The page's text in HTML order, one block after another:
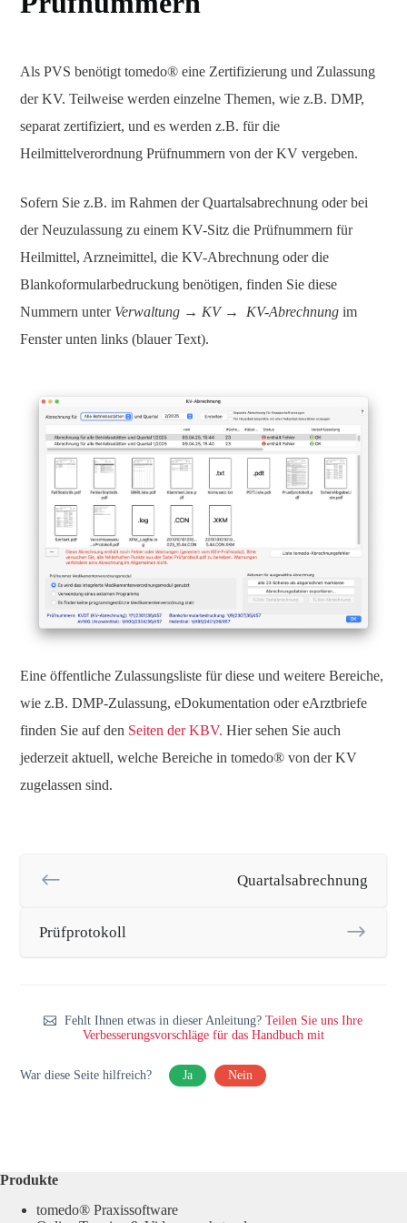
Als PVS benötigt tomedo® eine Zertifizierung und Zulassung
der KV. Teilweise werden einzelne Themen, wie z.B. DMP,
separat zertifiziert, und es werden z.B. für die
Heilmittelverordnung Prüfnummern von der KV vergeben.
Sofern Sie z.B. im Rahmen der Quartalsabrechnung oder bei
der Neuzulassung zu einem KV-Sitz die Prüfnummern für
Heilmittel, Arzneimittel, die KV-Abrechnung oder die
Blankoformularbedruckung benötigen, finden Sie diese
Nummern unter Verwaltung → KV → KV-Abrechnung im
Fenster unten links (blauer Text).
Eine öffentliche Zulassungsliste für diese und weitere Bereiche,
wie z.B. DMP-Zulassung, eDokumentation oder eArztbriefe
finden Sie auf den Seiten der KBV. Hier sehen Sie auch
jederzeit aktuell, welche Bereiche in tomedo® von der KV
zugelassen sind.
Quartalsabrechnung
Prüfprotokoll
Fehlt Ihnen etwas in dieser Anleitung?Teilen Sie uns Ihre
Verbesserungsvorschläge für das Handbuch mit
War diese Seite hilfreich? Ja Nein
Produkte
tomedo® Praxissoftware